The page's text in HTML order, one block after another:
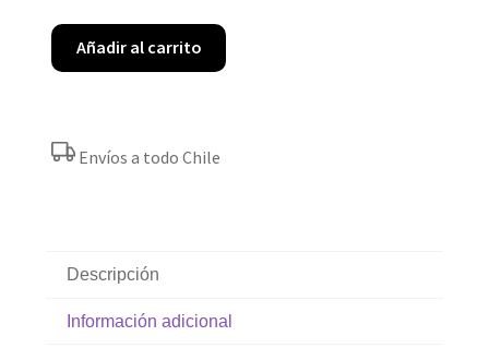
Añadir al carrito
Envíos a todo Chile
Descripción
Información adicional